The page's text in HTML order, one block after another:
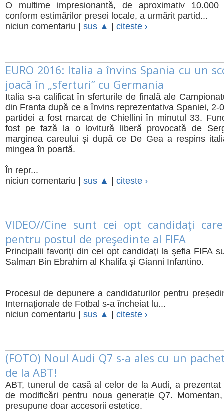
O mulțime impresionantă, de aproximativ
conform estimărilor presei locale, a urmărit partid...
niciun comentariu | sus ▲ citeste ›
EURO 2016: Italia a învins Spania cu un
joacă în „sferturi” cu Germania
Italia s-a calificat în sferturile de finală ale
din Franța după ce a învins reprezentativa Spaniei, 2-
partidei a fost marcat de Chiellini în minutul 33.
fost pe fază la o lovitură liberă provocată de
marginea careului și după ce De Gea a respins
mingea în poartă.
În repr...
niciun comentariu | sus ▲ citeste ›
VIDEO//Cine sunt cei opt candidaţi
pentru postul de preşedinte al FIFA
Principalii favoriţi din cei opt candidaţi la şefia FIFA
Salman Bin Ebrahim al Khalifa și Gianni Infantino.
Procesul de depunere a candidaturilor pentru
Internaționale de Fotbal s-a încheiat lu...
niciun comentariu | sus ▲ citeste ›
(FOTO) Noul Audi Q7 s-a ales cu un
de la ABT!
ABT, tunerul de casă al celor de la Audi, a prezentat
de modificări pentru noua generație Q7.
presupune doar accesorii estetice.